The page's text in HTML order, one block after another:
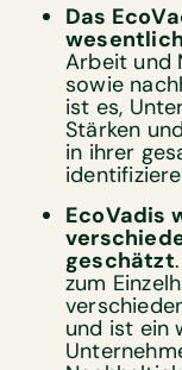
Das
Arbeit und
sowie
ist es,
Stärken
in ihrer
EcoVadis
geschätzt
zum
und ist ein